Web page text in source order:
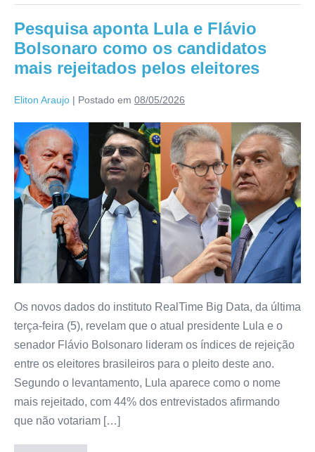
Pesquisa aponta Lula e Flávio
Bolsonaro como os candidatos
mais rejeitados pelos eleitores
Eliton Araujo | Postado em 08/05/2026
Os novos dados do instituto RealTime Big Data, da última
terça-feira (5), revelam que o atual presidente Lula e o
senador Flávio Bolsonaro lideram os índices de rejeição
entre os eleitores brasileiros para o pleito deste ano.
Segundo o levantamento, Lula aparece como o nome
mais rejeitado, com 44% dos entrevistados afirmando
que não votariam […]